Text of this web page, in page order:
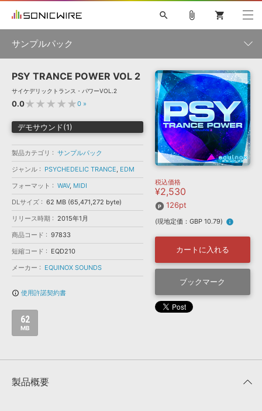
ソフト音源 »
プラグイン・エフェクト »
サンプルパック »
ソフトウェア／ツール »
DAW »
効果音 »
BGM »
キャンペーン »
特集 »
ニュースレター »
SONICWIREブログ »
製品サポート情報 »
DTMガイド »
FAQ »
お問い合わせ »
音楽カード
楽曲配信流通 サービス
無償のサウンド管理ソフト
SLS ライセンス提供
search
初音ミク NT 鏡音リン・レン V4X 巡音ルカ V4X
MEIKO V3
KAITO V3
VOCALOID TOONTRACK
SPITFIRE AUDIO
VIENNA
EZ DRUMMER 3
ライセンスフリーBGM
サンプルパックを試そう
ボーカル抜き出し
DUBSTEP
MUTANT
ROUTER.FM
ソフト音源 プラグイン・エフェクト
ソフトウェア／ツール 効果音
attach_file shopping_cart
サンプルパック
製品一覧
ジャンル
メーカー
フォーマット
ランキング
PSY TRANCE POWER VOL 2
サイケデリックトランス・パワーVOL.2
0.0★★★★★0 »
デモサウンド(1)
製品カテゴリ
サンプルパック
ジャンル
PSYCHEDELIC TRANCE, EDM
フォーマット
WAV, MIDI
DLサイズ
62 MB (65,471,272 byte)
リリース時期
2015年1月
商品コード
97833
短縮コード
EQD210
メーカー
EQUINOX SOUNDS
info_outline 使用許諾契約書
62
MB
税込価格
¥2,530
126pt
(現地定価：GBP 10.79) info
カートに入れる
ブックマーク
製品概要